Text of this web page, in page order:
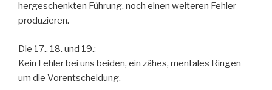
hergeschenkten Führung, noch einen weiteren Fehler
produzieren.
Die 17., 18. und 19.:
Kein Fehler bei uns beiden, ein zähes, mentales Ringen
um die Vorentscheidung.